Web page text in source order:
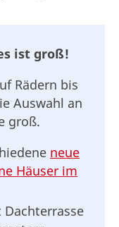
ist groß!
Rädern bis
Auswahl an
groß.
neue
Häuser im